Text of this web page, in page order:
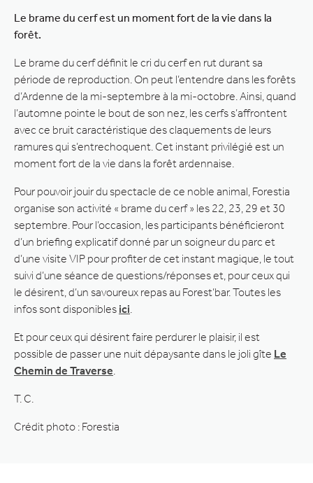
Le brame du cerf est un moment fort de la vie dans la
forêt.
Le brame du cerf définit le cri du cerf en rut durant sa
période de reproduction. On peut l’entendre dans les forêts
d’Ardenne de la mi-septembre à la mi-octobre. Ainsi, quand
l’automne pointe le bout de son nez, les cerfs s’affrontent
avec ce bruit caractéristique des claquements de leurs
ramures qui s’entrechoquent. Cet instant privilégié est un
moment fort de la vie dans la forêt ardennaise.
Pour pouvoir jouir du spectacle de ce noble animal, Forestia
organise son activité « brame du cerf » les 22, 23, 29 et 30
septembre. Pour l’occasion, les participants bénéficieront
d’un briefing explicatif donné par un soigneur du parc et
d’une visite VIP pour profiter de cet instant magique, le tout
suivi d’une séance de questions/réponses et, pour ceux qui
le désirent, d’un savoureux repas au Forest’bar. Toutes les
infos sont disponibles ici
Et pour ceux qui désirent faire perdurer le plaisir, il est
possible de passer une nuit dépaysante dans le joli gîte Le
Chemin de Traverse
T. C.
Crédit photo : Forestia